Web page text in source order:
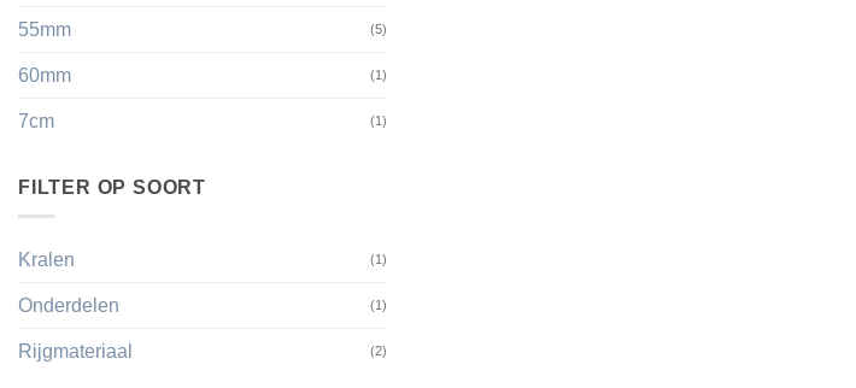
55mm (5)
60mm (1)
7cm (1)
FILTER OP SOORT
Kralen (1)
Onderdelen (1)
Rijgmateriaal (2)